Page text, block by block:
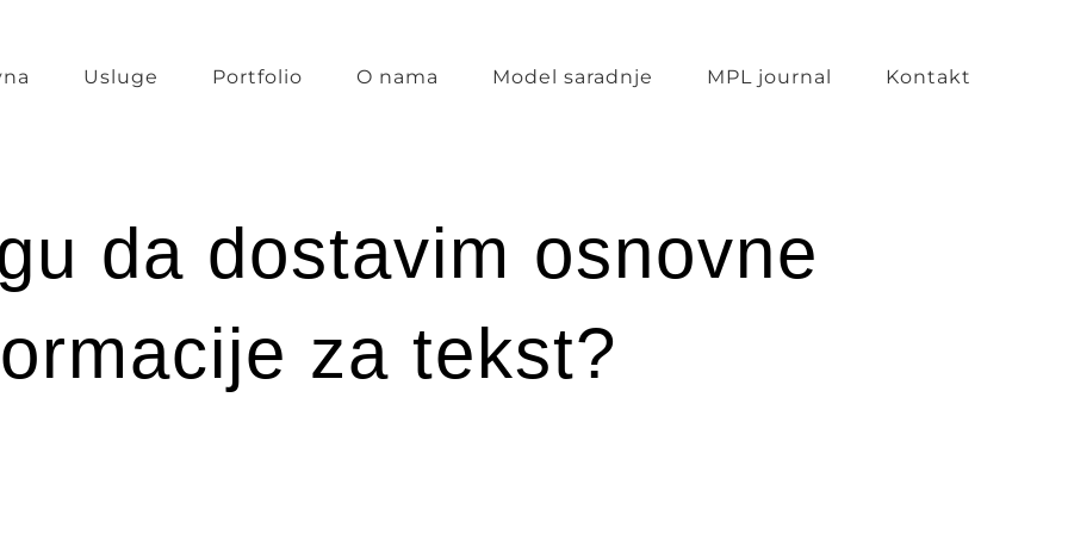
Usluge Portfolio O nama Model saradnje MPL journal Kontakt
da dostavim osnovne
za tekst?